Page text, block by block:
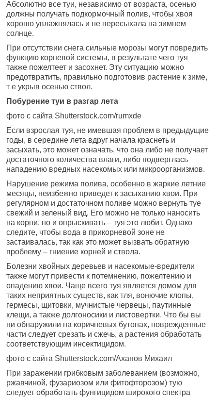
Абсолютно все туи, независимо от возраста, осенью
должны получать подкормочный полив, чтобы хвоя
хорошо увлажнялась и не пересыхала на зимнем
солнце.
При отсутствии снега сильные морозы могут повредить
функцию корневой системы, в результате чего туя
также пожелтеет и засохнет. Эту ситуацию можно
предотвратить, правильно подготовив растение к зиме,
т е укрыв осенью ствол.
Побурение туи в разгар лета
фото с сайта Shutterstock.com/rumxde
Если взрослая туя, не имевшая проблем в предыдущие
годы, в середине лета вдруг начала краснеть и
засыхать, это может означать, что она либо не получает
достаточного количества влаги, либо подверглась
нападению вредных насекомых или микроорганизмов.
Нарушение режима полива, особенно в жаркие летние
месяцы, неизбежно приведет к засыханию хвои. При
регулярном и достаточном поливе можно вернуть туе
свежий и зеленый вид. Его можно не только наносить
на корни, но и опрыскивать – туя это любит. Однако
следите, чтобы вода в прикорневой зоне не
застаивалась, так как это может вызвать обратную
проблему – гниение корней и ствола.
Болезни хвойных деревьев и насекомые-вредители
также могут привести к потемнению, пожелтению и
опадению хвои. Чаще всего туя является домом для
таких неприятных существ, как тля, вонючие клопы,
гермесы, щитовки, мучнистые червецы, паутинные
клещи, а также долгоносики и листовертки. Что бы вы
ни обнаружили на коричневых бутонах, поврежденные
части следует срезать и сжечь, а растения обработать
соответствующим инсектицидом.
фото с сайта Shutterstock.com/Аханов Михаил
При заражении грибковым заболеванием (возможно,
ржавчиной, фузариозом или фитофторозом) тую
следует обработать фунгицидом широкого спектра